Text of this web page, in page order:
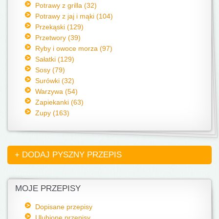
Potrawy z grilla (32)
Potrawy z jaj i mąki (104)
Przekąski (129)
Przetwory (39)
Ryby i owoce morza (97)
Sałatki (129)
Sosy (79)
Surówki (32)
Warzywa (54)
Zapiekanki (63)
Zupy (163)
+ DODAJ PYSZNY PRZEPIS
MOJE PRZEPISY
Dopisane przepisy
Ulubione przepisy